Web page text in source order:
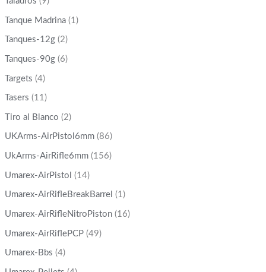
Tanque Madrina (1)
Tanques-12g (2)
Tanques-90g (6)
Targets (4)
Tasers (11)
Tiro al Blanco (2)
UKArms-AirPistol6mm (86)
UkArms-AirRifle6mm (156)
Umarex-AirPistol (14)
Umarex-AirRifleBreakBarrel (1)
Umarex-AirRifleNitroPiston (16)
Umarex-AirRiflePCP (49)
Umarex-Bbs (4)